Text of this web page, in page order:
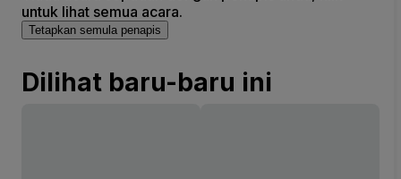
untuk lihat semua acara.
Tetapkan semula penapis
Dilihat baru-baru ini